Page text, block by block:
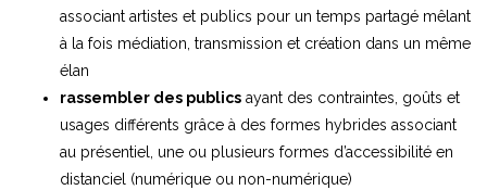
associant artistes et publics pour un temps partagé mêlant
à la fois médiation, transmission et création dans un même
élan
rassembler des publics ayant des contraintes, goûts et
usages différents grâce à des formes hybrides associant
au présentiel, une ou plusieurs formes d’accessibilité en
distanciel (numérique ou non-numérique)